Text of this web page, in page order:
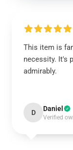
This item is
necessity. It's
admirably.
D Daniel
Verified